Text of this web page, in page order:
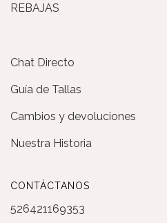
REBAJAS
Chat Directo
Guía de Tallas
Cambios y devoluciones
Nuestra Historia
CONTÁCTANOS
526421169353